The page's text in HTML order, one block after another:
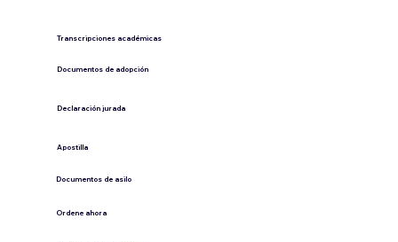
Transcripciones académicas
Documentos de adopción
Declaración jurada
​Apostilla
Documentos de asilo
Ordene ahora